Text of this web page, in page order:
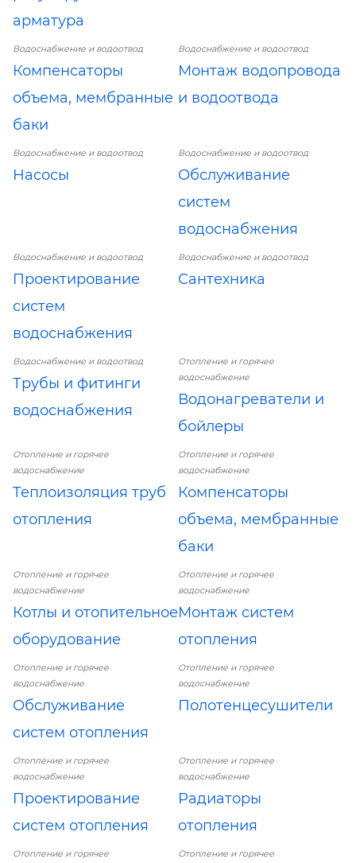
арматура
Водоснабжение и водоотвод
Компенсаторы
объема, мембранные
баки
Водоснабжение и водоотвод
Монтаж водопровода
и водоотвода
Водоснабжение и водоотвод
Насосы
Водоснабжение и водоотвод
Обслуживание
систем
водоснабжения
Водоснабжение и водоотвод
Проектирование
систем
водоснабжения
Водоснабжение и водоотвод
Сантехника
Водоснабжение и водоотвод
Трубы и фитинги
водоснабжения
Отопление и горячее
водоснабжение
Водонагреватели и
бойлеры
Отопление и горячее
водоснабжение
Теплоизоляция труб
отопления
Отопление и горячее
водоснабжение
Компенсаторы
объема, мембранные
баки
Отопление и горячее
водоснабжение
Котлы и отопительное
оборудование
Отопление и горячее
водоснабжение
Монтаж систем
отопления
Отопление и горячее
водоснабжение
Обслуживание
систем отопления
Отопление и горячее
водоснабжение
Полотенцесушители
Отопление и горячее
водоснабжение
Проектирование
систем отопления
Отопление и горячее
водоснабжение
Радиаторы
отопления
Отопление и горячее
Отопление и горячее